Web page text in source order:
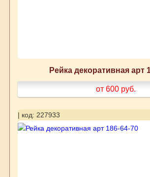
Рейка декоративная арт
от 600 руб.
| код: 227933